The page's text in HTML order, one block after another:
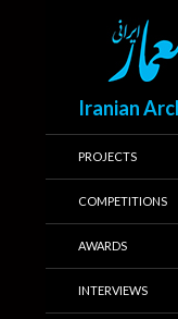
Iranian
PROJECTS
COMPETITIONS
AWARDS
INTERVIEWS